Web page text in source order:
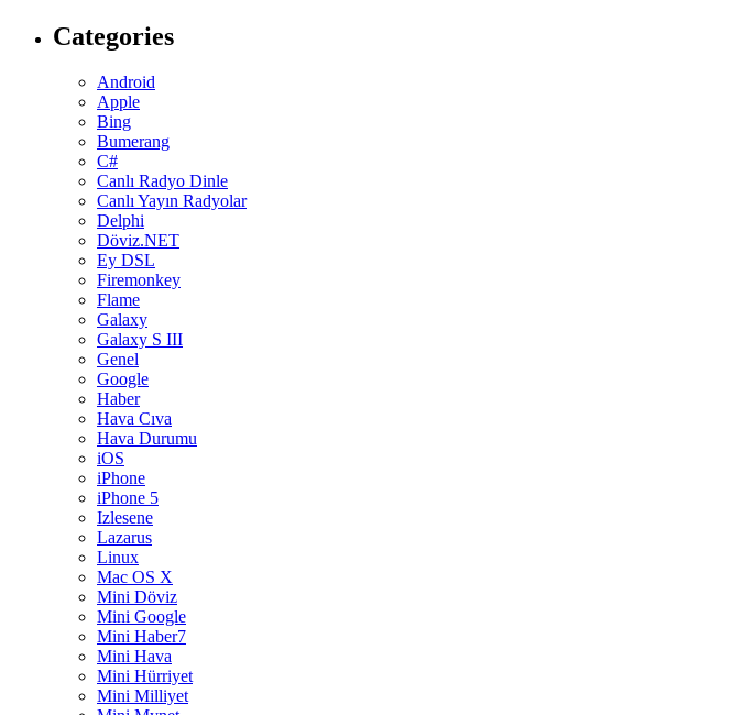
Categories
Android
Apple
Bing
Bumerang
C#
Canlı Radyo Dinle
Canlı Yayın Radyolar
Delphi
Döviz.NET
Ey DSL
Firemonkey
Flame
Galaxy
Galaxy S III
Genel
Google
Haber
Hava Cıva
Hava Durumu
iOS
iPhone
iPhone 5
Izlesene
Lazarus
Linux
Mac OS X
Mini Döviz
Mini Google
Mini Haber7
Mini Hava
Mini Hürriyet
Mini Milliyet